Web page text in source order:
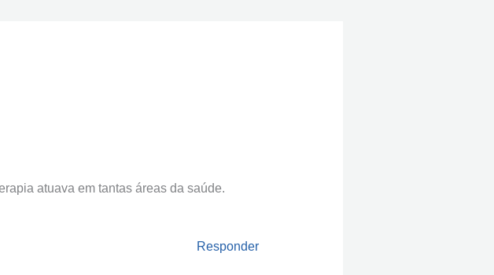
atuava em tantas áreas da saúde.
Responder